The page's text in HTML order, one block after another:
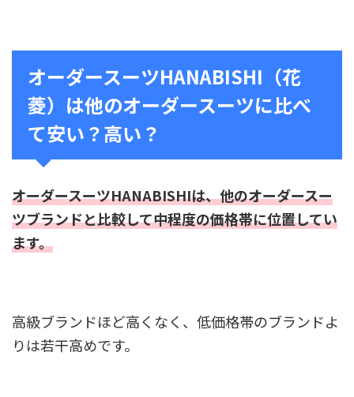
オーダースーツHANABISHI（花
菱）は他のオーダースーツに比べ
て安い？高い？
オーダースーツHANABISHIは、他のオーダースー
ツブランドと比較して中程度の価格帯に位置してい
ます。
高級ブランドほど高くなく、低価格帯のブランドよ
りは若干高めです。